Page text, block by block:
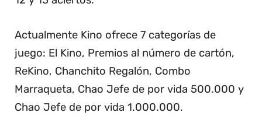
Actualmente Kino ofrece 7 categorías de
juego: El Kino, Premios al número de cartón,
ReKino, Chanchito Regalón, Combo
Marraqueta, Chao Jefe de por vida 500.000 y
Chao Jefe de por vida 1.000.000.